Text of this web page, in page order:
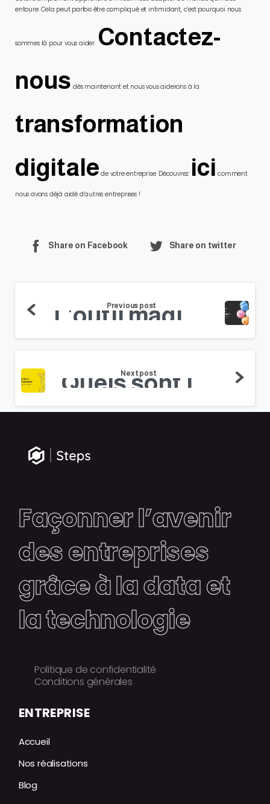
entoure. Cela peut parfois être compliqué et intimidant, c’est pourquoi nous
sommes là pour vous aider. Contactez-
nous dès maintenant et nous vous aiderons à la
transformation
digitale de votre entreprise. Découvrez ici comment
nous avons déjà aidé d’autres entreprises !
Share on Facebook Share on twitter
Previous post
Next post
Façonner l’avenir
des entreprises
grâce à la data et
la technologie
Politique de confidentialité
Conditions générales
ENTREPRISE
Accueil
Nos réalisations
Blog